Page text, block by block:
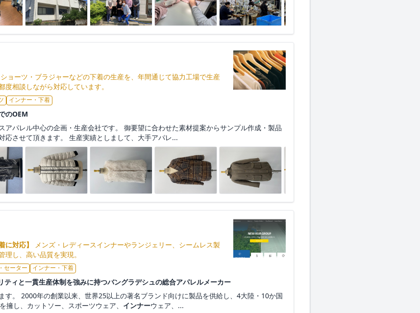
ショーツ・ブラジャーなどの下着の生産を、年間通じて協力工場で生産
相談しながら対応しています。
インナー・下着
のOEM
アパレル中心の企画・生産会社です。 御要望に合わせた素材提案からサンプル作成・製品
応させて頂きます。 生産実績としまして、大手アパレ...
に対応】
メンズ・レディースインナーやランジェリー、シームレス製
し、高い品質を実現。
セーター インナー・下着
ティと一貫生産体制を強みに持つバングラデシュの総合アパレルメーカー
す。 2000年の創業以来、世界25以上の著名ブランド向けに製品を供給し、4大陸・10か国
し、カットソー、スポーツウェア、 インナーウェア、...